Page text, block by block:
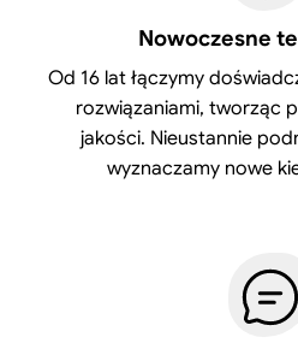
Nowoczesne
Od 16 lat łączymy
rozwiązaniami, tworząc
jakości. Nieustannie
wyznaczamy nowe